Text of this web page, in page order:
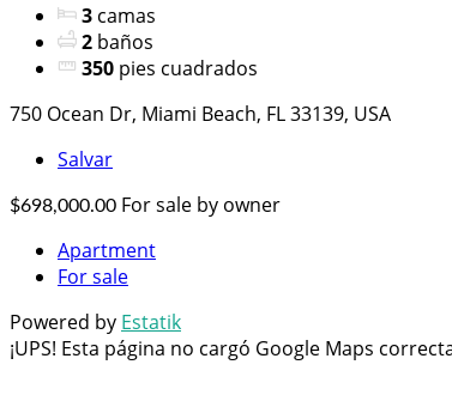
3 camas
2 baños
350 pies cuadrados
750 Ocean Dr, Miami Beach, FL 33139, USA
Salvar
$698,000.00 For sale by owner
Apartment
For sale
Powered by Estatik
¡UPS! Esta página no cargó Google Maps